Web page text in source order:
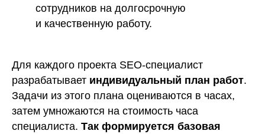
сотрудников на долгосрочную
и качественную работу.
Для каждого проекта SEO-специалист
разрабатывает индивидуальный план работ.
Задачи из этого плана оцениваются в часах,
затем умножаются на стоимость часа
специалиста. Так формируется базовая